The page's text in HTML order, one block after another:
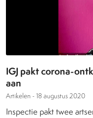
IGJ pakt corona-
aan
Artikelen - 18 augustus 2020
Inspectie pakt twee